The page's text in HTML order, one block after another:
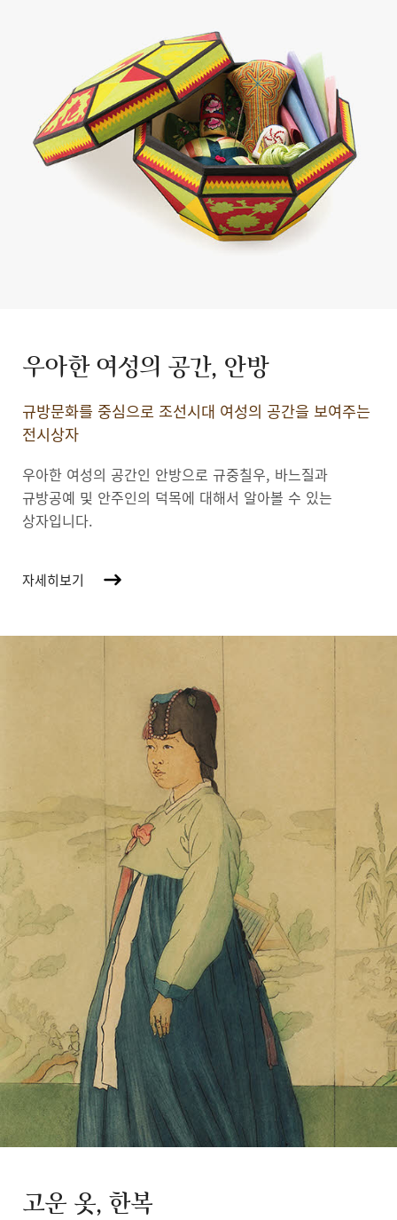
우아한 여성의 공간, 안방
규방문화를 중심으로 조선시대 여성의 공간을 보여주는
전시상자
우아한 여성의 공간인 안방으로 규중칠우, 바느질과
규방공예 및 안주인의 덕목에 대해서 알아볼 수 있는
상자입니다.
자세히보기
고운 옷, 한복